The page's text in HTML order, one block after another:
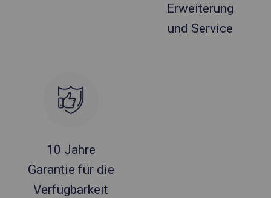
Erweiterung
und Service
10 Jahre
Garantie für die
Verfügbarkeit